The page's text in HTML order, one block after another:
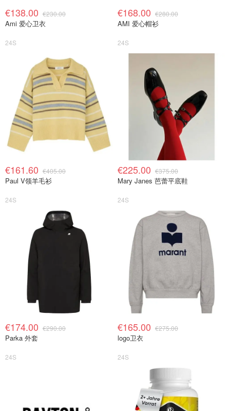
€138.00 €230.00
Ami 爱心卫衣
24S
€168.00 €280.00
AMI 爱心帽衫
24S
€161.60 €405.00
Paul V领羊毛衫
24S
€225.00 €375.00
Mary Janes 芭蕾平底鞋
24S
€174.00 €290.00
Parka 外套
24S
€165.00 €275.00
logo卫衣
24S